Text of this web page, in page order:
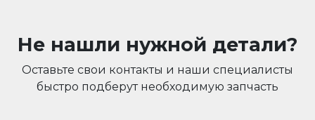
Не нашли нужной детали?
Оставьте свои контакты и наши специалисты
быстро подберут необходимую запчасть